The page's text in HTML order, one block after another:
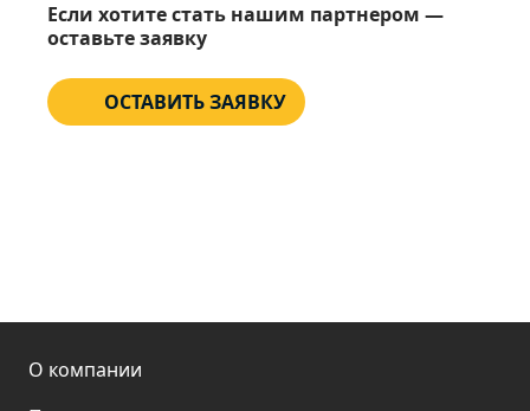
Если хотите стать нашим партнером —
оставьте заявку
ОСТАВИТЬ ЗАЯВКУ
О компании